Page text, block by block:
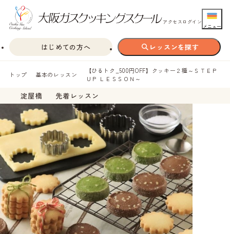
アクセス ログイン
メニュー
はじめての方へ レッスンを探す
トップ 基本のレッスン
【ひるトク_500円OFF】クッキー２種～ＳＴＥＰ
ＵＰ ＬＥＳＳＯＮ～
淀屋橋 先着レッスン